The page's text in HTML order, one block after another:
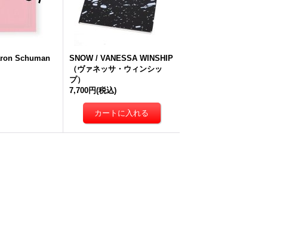
Schuman
SNOW / VANESSA WINSHIP
（ヴァネッサ・ウィンシッ
プ）
7,700円(税込)